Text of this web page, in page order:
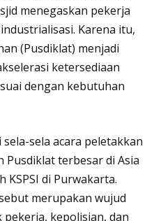
menegaskan pekerja
Karena itu,
(Pusdiklat) menjadi
ketersediaan
dengan kebutuhan
sela acara peletakkan
terbesar di Asia
KSPSI di Purwakarta.
merupakan wujud
kepolisian, dan